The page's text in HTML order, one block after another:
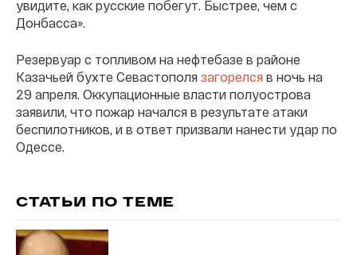
увидите, как русские побегут. Быстрее, чем с
Донбасса».
Резервуар с топливом на нефтебазе в районе
Казачьей бухте Севастополя загорелся в ночь на
29 апреля. Оккупационные власти полуострова
заявили, что пожар начался в результате атаки
беспилотников, и в ответ призвали нанести удар по
Одессе.
СТАТЬИ ПО ТЕМЕ